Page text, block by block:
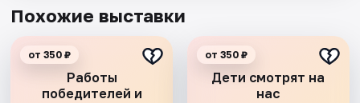
Похожие выставки
Работы
победителей и
от 350 ₽
Дети смотрят на
нас
от 350 ₽